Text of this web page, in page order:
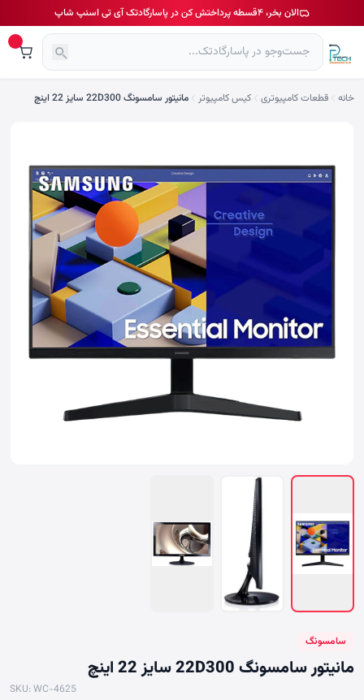
الان بخر، ۴قسطه پرداختش کن در پاسارگادتک آی تی اسنپ شاپ
خانه قطعات کامپیوتری کیس کامپیوتر مانیتور سامسونگ 22D300 سایز 22 اینچ
سامسونگ
مانیتور سامسونگ 22D300 سایز 22 اینچ
SKU: WC-4625